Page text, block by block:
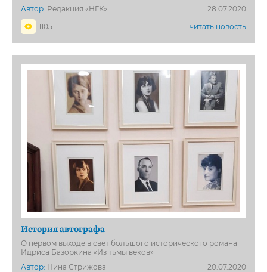
Автор: Редакция «НГК»
28.07.2020
1105
читать новость
История автографа
О первом выходе в свет большого исторического романа
Идриса Базоркина «Из тьмы веков»
Автор: Нина Стрижова
20.07.2020